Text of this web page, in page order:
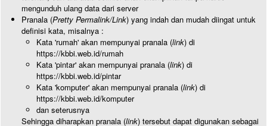
mengunduh ulang data dari server
Pranala (Pretty Permalink/Link) yang indah dan mudah diingat untuk
definisi kata, misalnya :
Kata 'rumah' akan mempunyai pranala (link) di
https://kbbi.web.id/rumah
Kata 'pintar' akan mempunyai pranala (link) di
https://kbbi.web.id/pintar
Kata 'komputer' akan mempunyai pranala (link) di
https://kbbi.web.id/komputer
dan seterusnya
Sehingga diharapkan pranala (link) tersebut dapat digunakan sebagai